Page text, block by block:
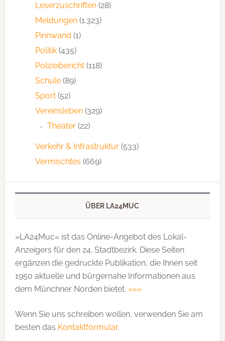
Leserzuschriften(28)
Meldungen(1.323)
Pinnwand (1)
Politik(435)
Polizeibericht(118)
Schule(89)
Sport(52)
Vereinsleben(329)
Theater(22)
Verkehr & Infrastruktur(533)
Vermischtes (669)
ÜBER LA24MUC
»LA24Muc« ist das Online-Angebot des Lokal-
Anzeigers für den 24. Stadtbezirk. Diese Seiten
ergänzen die gedruckte Publi­kation, die Ihnen seit
1950 aktuelle und bürgernahe Informationen aus
dem Münchner Norden bietet. »»»
Wenn Sie uns schreiben wollen, verwenden Sie am
besten das Kontaktformular.